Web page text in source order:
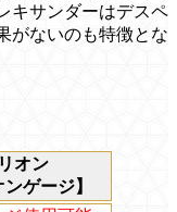
キサンダーはデスペ
がないのも特徴とな
オン
ンゲージ】